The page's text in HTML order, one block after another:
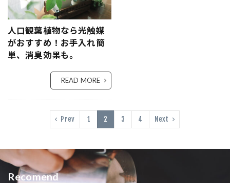
人口観葉植物なら光触媒
がおすすめ！お手入れ簡
単、消臭効果も。
READ MORE
Prev 1 2 3 4 Next
Recomend